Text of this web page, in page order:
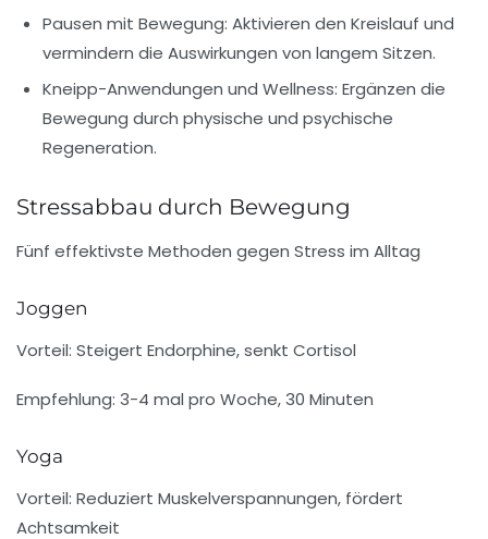
Pausen mit Bewegung: Aktivieren den Kreislauf und
vermindern die Auswirkungen von langem Sitzen.
Kneipp-Anwendungen und Wellness: Ergänzen die
Bewegung durch physische und psychische
Regeneration.
Stressabbau durch Bewegung
Fünf effektivste Methoden gegen Stress im Alltag
Joggen
Vorteil: Steigert Endorphine, senkt Cortisol
Empfehlung: 3-4 mal pro Woche, 30 Minuten
Yoga
Vorteil: Reduziert Muskelverspannungen, fördert
Achtsamkeit